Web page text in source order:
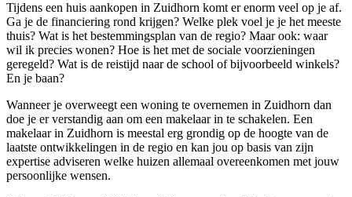
Tijdens een huis aankopen in Zuidhorn komt er enorm veel op je af.
Ga je de financiering rond krijgen? Welke plek voel je je het meeste
thuis? Wat is het bestemmingsplan van de regio? Maar ook: waar
wil ik precies wonen? Hoe is het met de sociale voorzieningen
geregeld? Wat is de reistijd naar de school of bijvoorbeeld winkels?
En je baan?
Wanneer je overweegt een woning te overnemen in Zuidhorn dan
doe je er verstandig aan om een makelaar in te schakelen. Een
makelaar in Zuidhorn is meestal erg grondig op de hoogte van de
laatste ontwikkelingen in de regio en kan jou op basis van zijn
expertise adviseren welke huizen allemaal overeenkomen met jouw
persoonlijke wensen.